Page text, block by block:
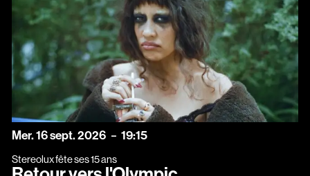
mercredi
Mer.16septembre
sept.2026 19:15
Stereolux fête ses 15 ans